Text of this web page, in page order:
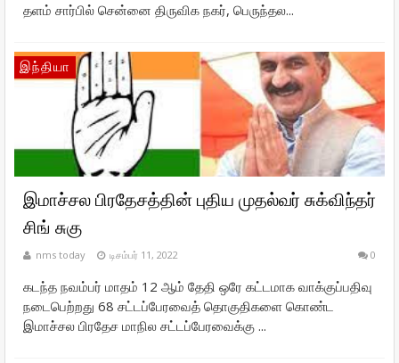
தளம் சார்பில் சென்னை திருவிக நகர், பெருந்தல...
இந்தியா
இமாச்சல பிரதேசத்தின் புதிய முதல்வர் சுக்விந்தர்
சிங் சுகு
nms today டிசம்பர் 11, 2022 0
கடந்த நவம்பர் மாதம் 12 ஆம் தேதி ஒரே கட்டமாக வாக்குப்பதிவு
நடைபெற்றது 68 சட்டப்பேரவைத் தொகுதிகளை கொண்ட
இமாச்சல பிரதேச மாநில சட்டப்பேரவைக்கு ...